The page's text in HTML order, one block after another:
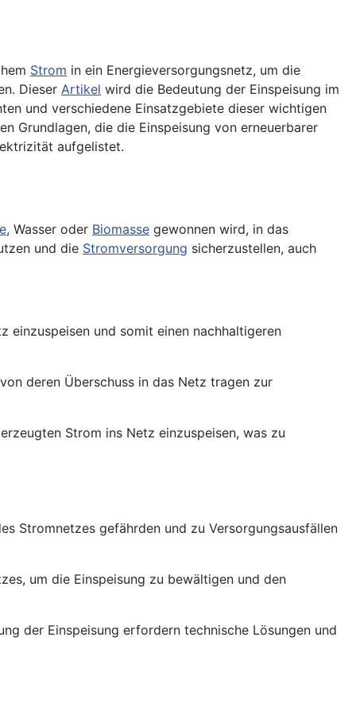
Strom in ein Energieversorgungsnetz, um die
Dieser Artikel wird die Bedeutung der Einspeisung im
und verschiedene Einsatzgebiete dieser wichtigen
Grundlagen, die die Einspeisung von erneuerbarer
aufgelistet.
, Wasser oder Biomasse gewonnen wird, in das
und die Stromversorgung sicherzustellen, auch
einzuspeisen und somit einen nachhaltigeren
deren Überschuss in das Netz tragen zur
Strom ins Netz einzuspeisen, was zu
Stromnetzes gefährden und zu Versorgungsausfällen
um die Einspeisung zu bewältigen und den
der Einspeisung erfordern technische Lösungen und